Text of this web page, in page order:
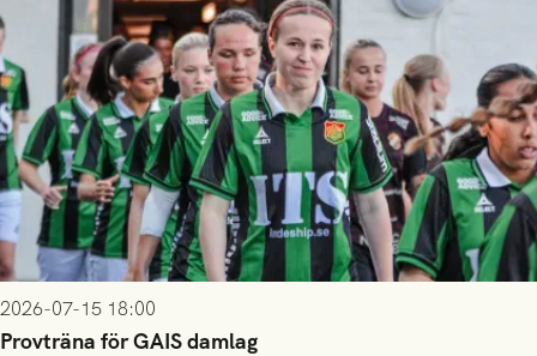
2026-07-15 18:00
Provträna för GAIS damlag